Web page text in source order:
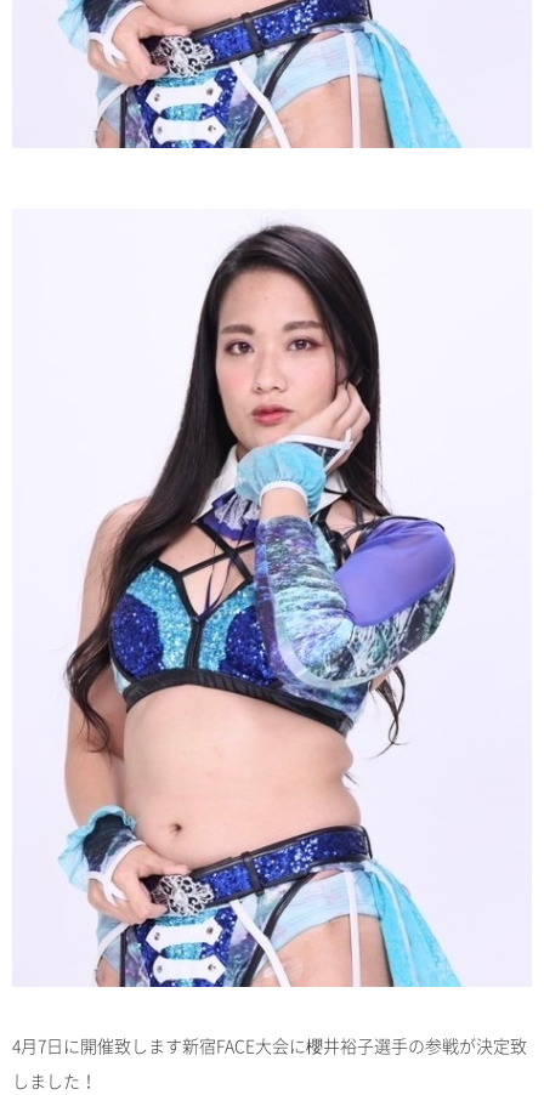
4月7日に開催致します新宿FACE大会に櫻井裕子選手の参戦が決定致
しました！